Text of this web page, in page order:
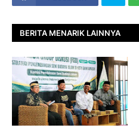
BERITA MENARIK LAINNYA